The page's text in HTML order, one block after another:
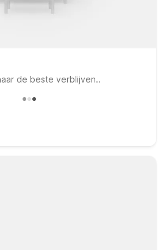
de beste verblijven..